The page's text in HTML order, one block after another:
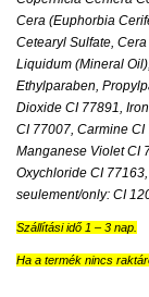
Cera (Euphorbia
Cetearyl Sulfate,
Liquidum (Mineral
Ethylparaben,
Dioxide CI 77891,
CI 77007, Carmine
Manganese Violet CI
Oxychloride CI
seulement/only: CI
Szállítási idő 1 – 3 nap.
Ha a termék nincs